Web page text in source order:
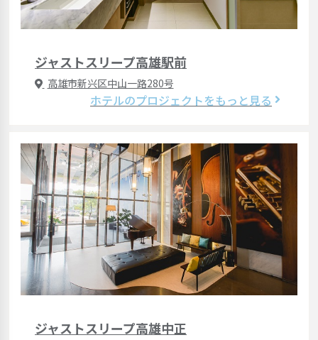
ジャストスリープ高雄駅前
高雄市新兴区中山一路280号
ホテルのプロジェクトをもっと見る
ジャストスリープ高雄中正